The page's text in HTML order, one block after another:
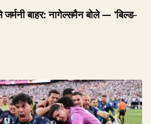
बाहर: नागेल्समैन बोले — 'बिल्ड-